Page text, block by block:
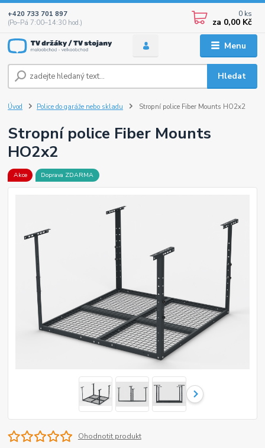
Menu
Hledat
+420 733 701 897
(Po–Pá 7:00–14:30 hod.)
0 ks
za 0,00 Kč
Úvod Police do garáže nebo skladu Stropní police Fiber Mounts HO2x2
Stropní police Fiber Mounts
HO2x2
Akce Doprava ZDARMA
Ohodnotit produkt